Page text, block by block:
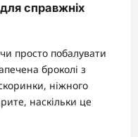
справжніх
просто побалувати
броколі з
ніжного
наскільки це